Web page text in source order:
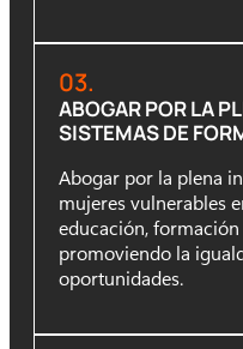
03.
ABOGAR POR LA
SISTEMAS DE
Abogar por la plena
mujeres vulnerables
educación,
promoviendo la
oportunidades.